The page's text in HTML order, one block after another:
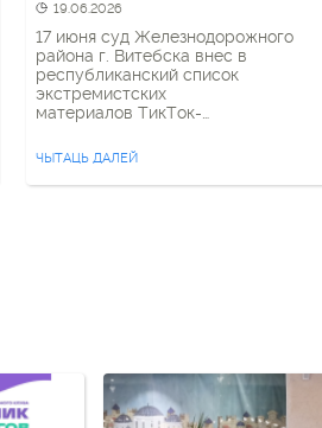
19.06.2026
17 июня суд Железнодорожного
района г. Витебска внес в
республиканский список
экстремистских
материалов ТикТок-
— нашего проекта, созданного
совместно с христианами России и
Украины, выразившими несогласие
ЧЫТАЦЬ ДАЛЕЙ